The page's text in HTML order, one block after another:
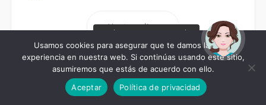
Venta online
Usamos cookies para asegurar que te damos la mejor
experiencia en nuestra web. Si continúas usando este sitio,
asumiremos que estás de acuerdo con ello.
Aceptar
Política de privacidad
¡Hola! Soy Noy. ¿Puedo
ayudarte?